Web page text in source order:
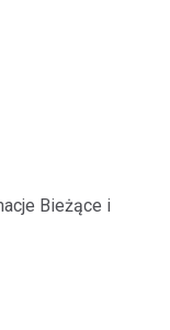
Bieżące i